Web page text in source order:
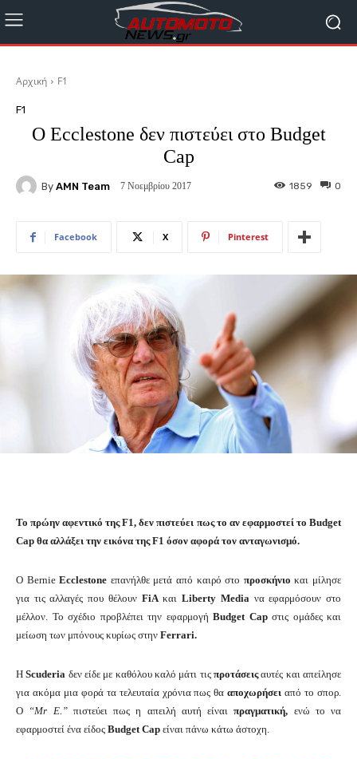
Αρχική F1
F1
O Ecclestone δεν πιστεύει στο Budget
Cap
By AMN Team 7 Νοεμβρίου 2017 0
1859
Facebook X Pinterest
To πρώην αφεντικό της F1, δεν πιστεύει πως το αν εφαρμοστεί το Budget
Cap θα αλλάξει την εικόνα της F1 όσον αφορά τον ανταγωνισμό.
Ο BernieEcclestone επανήλθε μετά από καιρό στο προσκήνιο και μίλησε
για τις αλλαγές που θέλουν FiAκαιLiberty Mediaνα εφαρμόσουν στο
μέλλον. Το σχέδιο προβλέπει την εφαρμογή Budget Capστις ομάδες και
μείωση των μπόνους κυρίως στην Ferrari.
HScuderia δεν είδε με καθόλου καλό μάτι τιςπροτάσειςαυτές και απείλησε
για ακόμα μια φορά τα τελευταία χρόνια πως θααποχωρήσει από το σπορ.
Ο “Mr E.”πιστεύει πως η απειλή αυτή είναιπραγματική, ενώ το να
εφαρμοστεί ένα είδος Budget Cap είναι πάνω κάτω άστοχη.